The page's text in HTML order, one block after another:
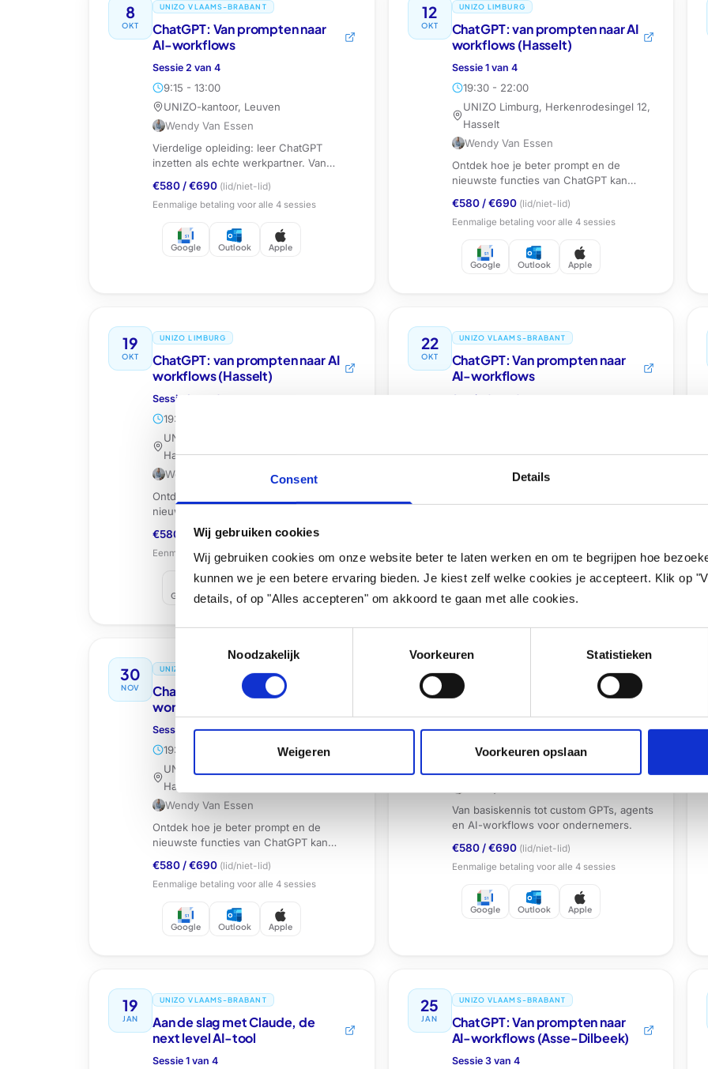
Consent Details
Wij gebruiken cookies
Wij gebruiken cookies om onze website beter te laten werken en om te begrijpen hoe
kunnen we je een betere ervaring bieden. Je kiest zelf welke cookies je accepteert. Klik op
details, of op "Alles accepteren" om akkoord te gaan met alle cookies.
Noodzakelijk Voorkeuren Statistieken
Weigeren Voorkeuren opslaan
8
OKT
UNIZO VLAAMS-BRABANT
ChatGPT: Van prompten naar
AI-workflows
Sessie 2 van 4
9:15 - 13:00
UNIZO-kantoor, Leuven
Wendy Van Essen
Vierdelige opleiding: leer ChatGPT
inzetten als echte werkpartner. Van
AI-workflows.
€580 /€690 (lid/niet-lid)
Eenmalige betaling voor alle 4 sessies
Google Outlook Apple
12
OKT
UNIZO LIMBURG
ChatGPT: van prompten naar AI
workflows (Hasselt)
Sessie 1van 4
19:30 - 22:00
UNIZO Limburg, Herkenrodesingel 12,
Hasselt
Wendy Van Essen
Ontdek hoe je beter prompt en de
nieuwste functies van ChatGPT kan
€580/€690(lid/niet-lid)
Eenmalige betaling voor alle 4sessies
Google Outlook Apple
19
OKT
UNIZO LIMBURG
ChatGPT: van prompten naar AI
workflows (Hasselt)
Sessie 2 4
19:30 - 22:00
UNIZO Limburg, Herkenrodesingel 12,
Hasselt
Wendy Van Essen
Ontdek hoe je beter prompt en de
nieuwste functies van ChatGPT kan
inzetten als ondernemer.
€580 €690(lid/niet-lid)
Eenmalige betaling voor alle4sessies
Google Outlook Apple
22
OKT
UNIZO VLAAMS-BRABANT
ChatGPT: Van prompten naar
AI-workflows
Sessie 4 4
Wendy Van Essen
Vierdelige opleiding: leer ChatGPT
prompten naar custom GPTs, agents en
Google Outlook Apple
30
NOV
UNIZO LIMBURG
ChatGPT: van prompten naar AI
workflows (Hasselt)
Sessie van4
19:30 - 22:00
UNIZO Limburg, Herkenrodesingel 12,
Hasselt
Wendy Van Essen
Ontdek hoe je beter prompt en de
nieuwste functies van ChatGPT kan
€580 /€690 (lid/niet-lid)
Eenmalige betaling voor alle 4 sessies
Google Outlook Apple
11
JAN
ChatGPT: Van prompten naar
Sessie1van4
13:30 - 17:15
Van basiskennis tot custom GPTs, agents
en AI-workflows voor ondernemers.
€580/€690(lid/niet-lid)
Eenmalige betaling voor alle 4sessies
Google Outlook Apple
19
JAN
UNIZO VLAAMS-BRABANT
Aan de slag met Claude, de
next level AI-tool
Sessie 1 van 4
25
JAN
UNIZO VLAAMS-BRABANT
ChatGPT: Van prompten naar
AI-workflows (Asse-Dilbeek)
Sessie 3van 4